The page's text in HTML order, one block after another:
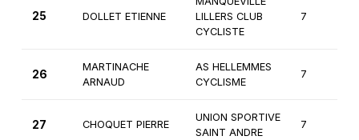
25 DOLLET ETIENNE
LILLERS CLUB
CYCLISTE
7
26
MARTINACHE
ARNAUD
AS HELLEMMES
CYCLISME
7
27 CHOQUET PIERRE
UNION SPORTIVE
SAINT ANDRE
7